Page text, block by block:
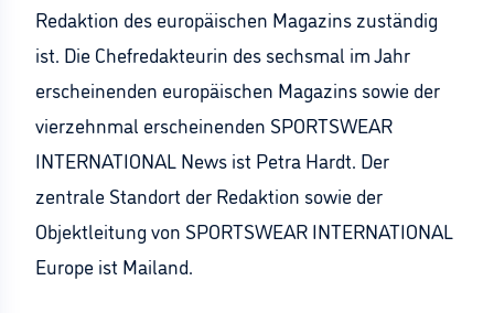
Redaktion des europäischen Magazins zuständig
ist. Die Chefredakteurin des sechsmal im Jahr
erscheinenden europäischen Magazins sowie der
vierzehnmal erscheinenden SPORTSWEAR
INTERNATIONAL News ist Petra Hardt. Der
zentrale Standort der Redaktion sowie der
Objektleitung von SPORTSWEAR INTERNATIONAL
Europe ist Mailand.